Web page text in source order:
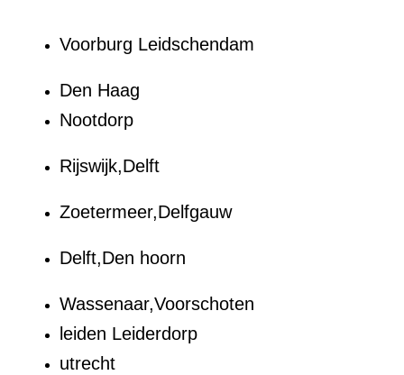
Voorburg Leidschendam
Den Haag
Nootdorp
Rijswijk,Delft
Zoetermeer,Delfgauw
Delft,Den hoorn
Wassenaar,Voorschoten
leiden Leiderdorp
utrecht